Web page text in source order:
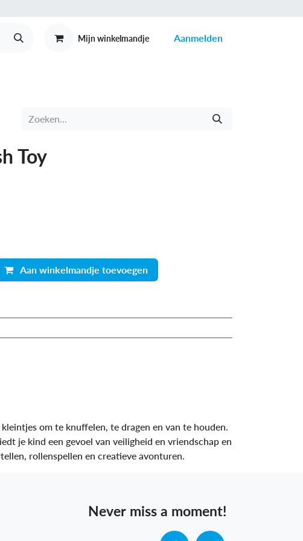
Mijn winkelmandje Aanmelden
Toy
Aan winkelmandje toevoegen
om te knuffelen, te dragen en van te houden.
je kind een gevoel van veiligheid en vriendschap en
vertellen, rollenspellen en creatieve avonturen.
Never miss a moment!